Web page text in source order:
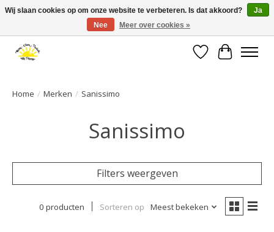
Large selection of products and fast shipping!
Verlanglijst
Home / Merken / Sanissimo
Sanissimo
Filters weergeven
0 producten Sorteren op Meest bekeken
Wij slaan cookies op om onze website te verbeteren. Is dat akkoord?
Ja
Nee
Meer over cookies »